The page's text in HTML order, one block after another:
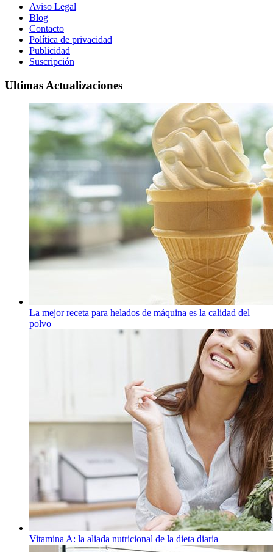
Aviso Legal
Blog
Contacto
Política de privacidad
Publicidad
Suscripción
Ultimas Actualizaciones
La mejor receta para helados de máquina es la calidad del
polvo
Vitamina A: la aliada nutricional de la dieta diaria